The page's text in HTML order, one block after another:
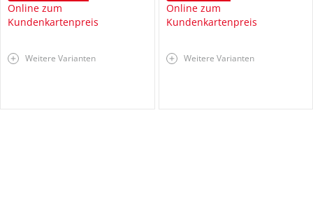
Online zum
Kundenkartenpreis
Weitere Varianten
Online zum
Kundenkartenpreis
Weitere Varianten